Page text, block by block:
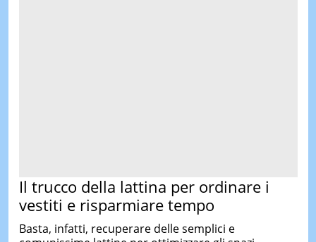
Il trucco della lattina per ordinare i
vestiti e risparmiare tempo
Basta, infatti, recuperare delle semplici e